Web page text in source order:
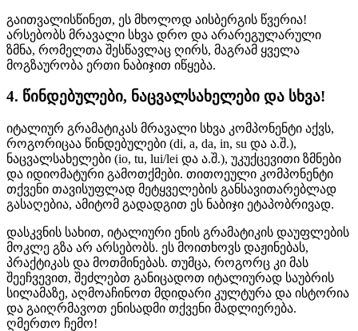
გაითვალისწინეთ, ეს მხოლოდ აისბერგის წვერია!
არსებობს მრავალი სხვა დრო და არარეგულარული
ზმნა, რომელთა შესწავლაც ღირს, მაგრამ ყველა
მოგზაურობა ერთი ნაბიჯით იწყება.
4. წინდებულები, ნაცვალსახელები და სხვა!
იტალიურ გრამატიკას მრავალი სხვა კომპონენტი აქვს,
როგორიცაა წინდებულები (di, a, da, in, su და ა.შ.),
ნაცვალსახელები (io, tu, lui/lei და ა.შ.), უკუქცევითი ზმნები
და იდიომატური გამოთქმები. თითოეული კომპონენტი
თქვენი თავისუფლად მეტყველების განსავითარებლად
გასაღებია, ამიტომ გადადგით ეს ნაბიჯი ეტაპობრივად.
დასკვნის სახით, იტალიური ენის გრამატიკის დაუფლების
მოკლე გზა არ არსებობს. ეს მოითხოვს დაჟინებას,
პრაქტიკას და მოთმინებას. თუმცა, როგორც კი მას
შეეჩვევით, შეძლებთ განიცადოთ იტალიურად საუბრის
სილამაზე, აღმოაჩინოთ მდიდარი კულტურა და ისტორია
და გაიღრმავოთ ენისადმი თქვენი მადლიერება.
ღმერთო ჩემო!